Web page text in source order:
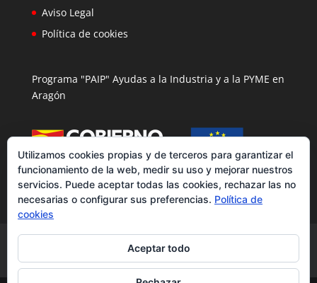
Aviso Legal
Política de cookies
Programa "PAIP" Ayudas a la Industria y a la PYME en
Aragón
Pantalones
Bolsas y Gymsac
Balones Barri
Utilizamos cookies propias y de terceros para garantizar el
funcionamiento de la web, medir su uso y mejorar nuestros
servicios. Puede aceptar todas las cookies, rechazar las no
necesarias o configurar sus preferencias. Política de
cookies
Aceptar todo